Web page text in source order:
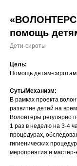
помощь
Дети-сироты
Цель:
Помощь детям-сиротам
Суть/Механизм:
В рамках проекта
развитие детей на
Волонтеры регулярно
1 раз в неделю на 3-4
процедурах,
гигиенических
мероприятия и мастер-